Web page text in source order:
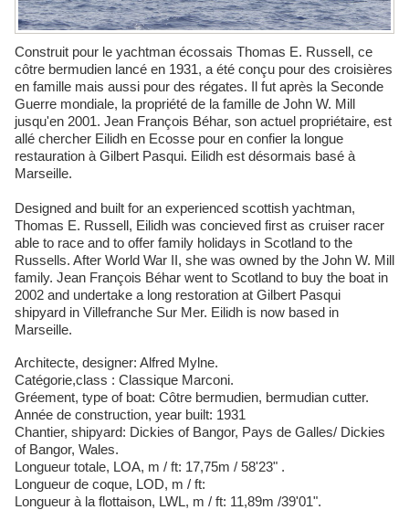
Construit pour le yachtman écossais Thomas E. Russell, ce
côtre bermudien lancé en 1931, a été conçu pour des croisières
en famille mais aussi pour des régates. Il fut après la Seconde
Guerre mondiale, la propriété de la famille de John W. Mill
jusqu'en 2001. Jean François Béhar, son actuel propriétaire, est
allé chercher Eilidh en Ecosse pour en confier la longue
restauration à Gilbert Pasqui. Eilidh est désormais basé à
Marseille.
Designed and built for an experienced scottish yachtman,
Thomas E. Russell, Eilidh was concieved first as cruiser racer
able to race and to offer family holidays in Scotland to the
Russells. After World War II, she was owned by the John W. Mill
family. Jean François Béhar went to Scotland to buy the boat in
2002 and undertake a long restoration at Gilbert Pasqui
shipyard in Villefranche Sur Mer. Eilidh is now based in
Marseille.
Architecte, designer: Alfred Mylne.
Catégorie,class : Classique Marconi.
Gréement, type of boat: Côtre bermudien, bermudian cutter.
Année de construction, year built: 1931
Chantier, shipyard: Dickies of Bangor, Pays de Galles/ Dickies
of Bangor, Wales.
Longueur totale, LOA, m / ft: 17,75m / 58'23" .
Longueur de coque, LOD, m / ft:
Longueur à la flottaison, LWL, m / ft: 11,89m /39'01".